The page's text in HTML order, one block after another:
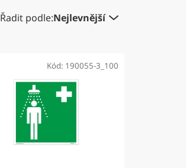
Řadit podle:Nejlevnější
Kód: 190055-3_100